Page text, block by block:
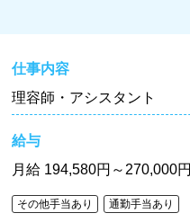
仕事内容
理容師・アシスタント
給与
月給 194,580円～270,000円
その他手当あり 通勤手当あり